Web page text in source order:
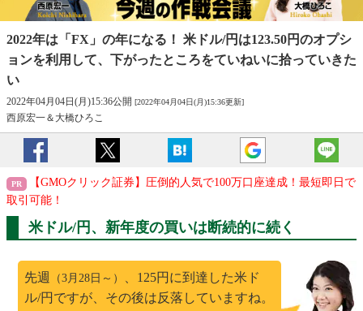
2022年は「FX」の年になる！ 米ドル/円は123.50円のオプシ
ョンを利用して、下がったところをていねいに拾っていきた
い
2022年04月04日(月)15:36公開 [2022年04月04日(月)15:36更新]
西原宏一＆大橋ひろこ
【GMOクリック証券】圧倒的人気で100万口座達成！最短即日で
取引可能！
米ドル/円、新年度の買いは断続的に続く
先週 （3月28日～）
、125円に到達した米ド
ル/円ですが、その後は反落していますね。